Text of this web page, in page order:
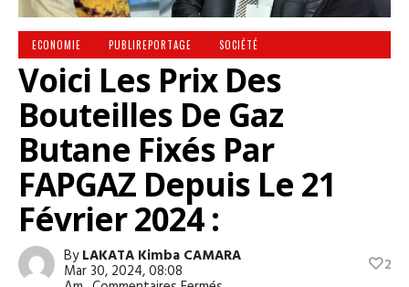
ECONOMIE PUBLIREPORTAGE SOCIÉTÉ
Voici Les Prix Des
Bouteilles De Gaz
Butane Fixés Par
FAPGAZ Depuis Le 21
Février 2024 :
ByLAKATA Kimba CAMARA
Mar 30, 2024, 08:08 2